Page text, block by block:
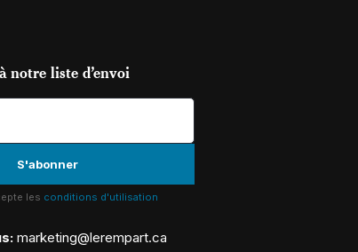
notre liste d’envoi
les conditions d'utilisation
marketing@lerempart.ca